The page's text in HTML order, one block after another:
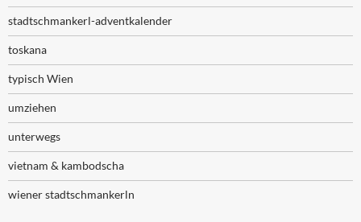
stadtschmankerl-adventkalender
toskana
typisch Wien
umziehen
unterwegs
vietnam & kambodscha
wiener stadtschmankerln